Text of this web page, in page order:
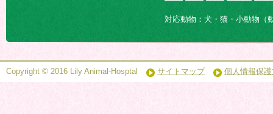
対応動物：犬・猫・小動物（
Copyright © 2016 Lily Animal-Hosptal サイトマップ 個人情報保